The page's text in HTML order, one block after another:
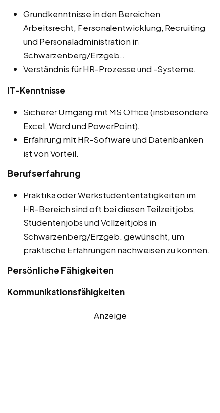
Grundkenntnisse in den Bereichen
Arbeitsrecht, Personalentwicklung, Recruiting
und Personaladministration in
Schwarzenberg/Erzgeb..
Verständnis für HR-Prozesse und -Systeme.
IT-Kenntnisse
Sicherer Umgang mit MS Office (insbesondere
Excel, Word und PowerPoint).
Erfahrung mit HR-Software und Datenbanken
ist von Vorteil.
Berufserfahrung
Praktika oder Werkstudententätigkeiten im
HR-Bereich sind oft bei diesen Teilzeitjobs,
Studentenjobs und Vollzeitjobs in
Schwarzenberg/Erzgeb. gewünscht, um
praktische Erfahrungen nachweisen zu können.
Persönliche Fähigkeiten
Kommunikationsfähigkeiten
Anzeige